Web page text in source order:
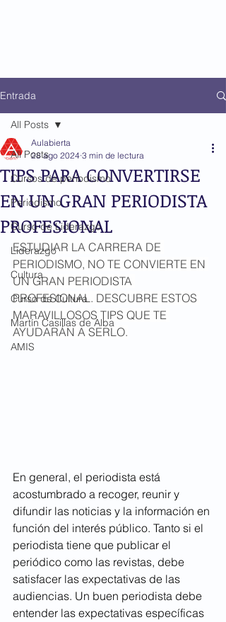
Entrada
All Posts
Cursos de periodismo
Periodismo
Curso de Liderazgo
Liderazgo
Cultura
Curso de Cultura
Martín Casillas de Alba
AMIS
All Posts
TIPS PARA CONVERTIRSE
EN UN GRAN PERIODISTA
PROFESIONAL
Aulabierta
28 ago 2024 3 min de lectura
ESTUDIAR LA CARRERA DE
PERIODISMO, NO TE CONVIERTE EN
UN GRAN PERIODISTA
PROFESIONAL. DESCUBRE ESTOS
MARAVILLOSOS TIPS QUE TE
AYUDARÁN A SERLO.
En general, el periodista está
acostumbrado a recoger, reunir y
difundir las noticias y la información en
función del interés público. Tanto si el
periodista tiene que publicar el
periódico como las revistas, debe
satisfacer las expectativas de las
audiencias. Un buen periodista debe
entender las expectativas específicas